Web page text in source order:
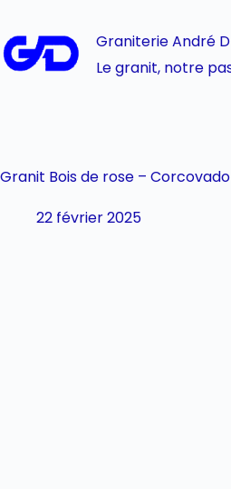
Graniterie André
Le granit, notre
Granit Bois de rose – Corcovado
22 février 2025